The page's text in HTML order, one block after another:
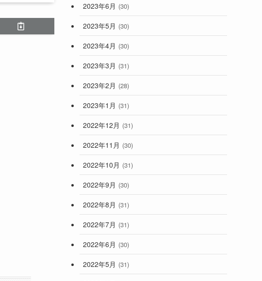
2023年6月 (30)
2023年5月 (30)
2023年4月 (30)
2023年3月 (31)
2023年2月 (28)
2023年1月 (31)
2022年12月 (31)
2022年11月 (30)
2022年10月 (31)
2022年9月 (30)
2022年8月 (31)
2022年7月 (31)
2022年6月 (30)
2022年5月 (31)